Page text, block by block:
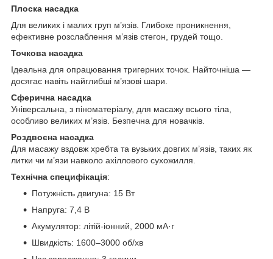
Плоска насадка
Для великих і малих груп м’язів. Глибоке проникнення,
ефективне розслаблення м’язів стегон, грудей тощо.
Точкова насадка
Ідеальна для опрацювання тригерних точок. Найточніша —
досягає навіть найглибші м’язові шари.
Сферична насадка
Універсальна, з піноматеріалу, для масажу всього тіла,
особливо великих м’язів. Безпечна для новачків.
Роздвоєна насадка
Для масажу вздовж хребта та вузьких довгих м’язів, таких як
литки чи м’язи навколо ахіллового сухожилля.
Технічна специфікація:
Потужність двигуна: 15 Вт
Напруга: 7,4 В
Акумулятор: літій-іонний, 2000 мА·г
Швидкість: 1600–3000 об/хв